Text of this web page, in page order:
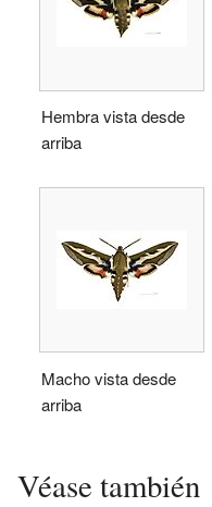
Hembra vista desde
arriba
Macho vista desde
arriba
Véase también